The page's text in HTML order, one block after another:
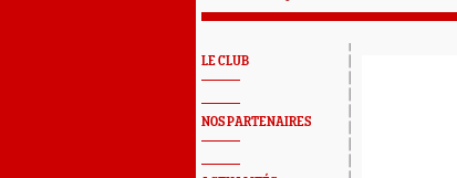
LE CLUB
NOS PARTENAIRES